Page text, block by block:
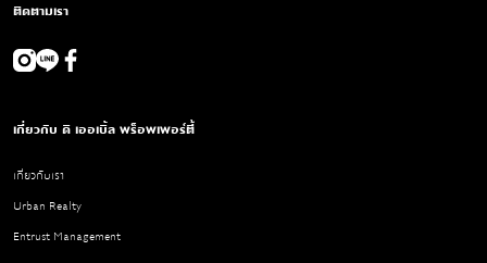
ติดตามเรา
เกี่ยวกับ ดิ เออเบิ้ล พร็อพเพอร์ตี้
เกี่ยวกับเรา
Urban Realty
Entrust Management